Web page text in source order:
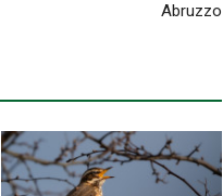
Abruzzo